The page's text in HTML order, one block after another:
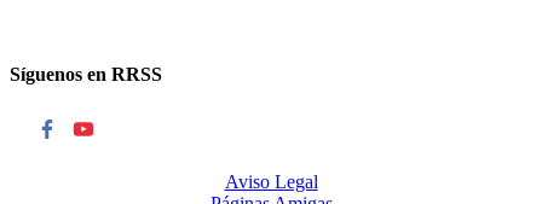
Síguenos en RRSS
Aviso Legal